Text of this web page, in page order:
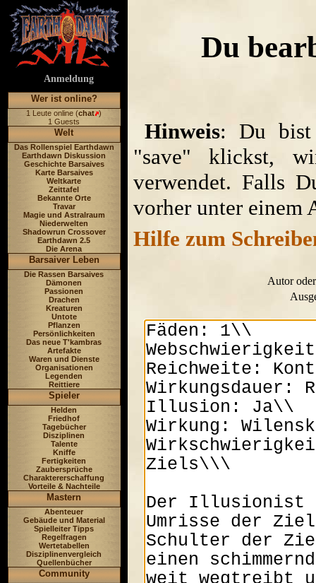
Anmeldung
Wer ist online?
1 Leute online (chat )
1 Guests
Welt
Das Rollenspiel Earthdawn
Earthdawn Diskussion
Geschichte Barsaives
Karte Barsaives
Weltkarte
Zeittafel
Bekannte Orte
Travar
Magie und Astralraum
Niederwelten
Shadowrun Crossover
Earthdawn 2.5
Die Arena
Barsaiver Leben
Die Rassen Barsaives
Dämonen
Passionen
Drachen
Kreaturen
Untote
Pflanzen
Persönlichkeiten
Das neue T'kambras
Artefakte
Waren und Dienste
Organisationen
Legenden
Reittiere
Spieler
Helden
Friedhof
Tagebücher
Disziplinen
Talente
Kniffe
Fertigkeiten
Zaubersprüche
Charaktererschaffung
Vorteile & Nachteile
Mastern
Abenteuer
Gebäude und Material
Spielleiter Tipps
Regelfragen
Wertetabellen
Disziplinenvergleich
Quellenbücher
Community
Du
Hinweis: Du bist
"save" klickst,
verwendet. Falls
vorher unter einem
Hilfe zum
Autor